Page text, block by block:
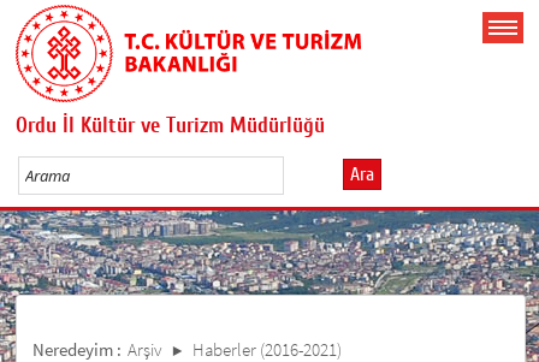
Ordu İl Kültür ve Turizm Müdürlüğü
Ara
Neredeyim : Arşiv Haberler (2016-2021)